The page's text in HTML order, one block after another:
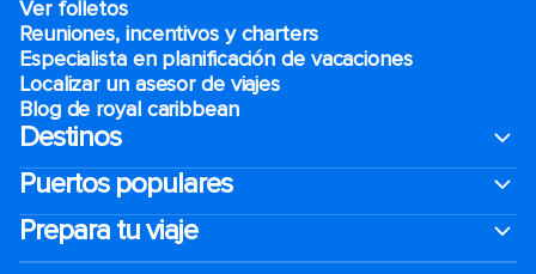
Ver folletos
Reuniones, incentivos y charters​
Especialista en planificación de vacaciones
Localizar un asesor de viajes
Blog de royal caribbean
Destinos
Puertos populares
Prepara tu viaje